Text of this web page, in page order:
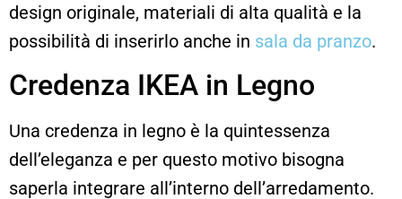
design originale, materiali di alta qualità e la
possibilità di inserirlo anche in sala da pranzo.
Credenza IKEA in Legno
Una credenza in legno è la quintessenza
dell’eleganza e per questo motivo bisogna
saperla integrare all’interno dell’arredamento.